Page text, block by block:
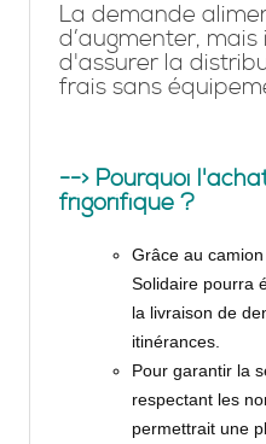
La demande
d’augmenter,
d'assurer la
frais sans
--> Pourquoi
frigorifique ?
Grâce au
Solidaire pourra
la livraison de
itinérances.
Pour garantir la
respectant les
permettrait une